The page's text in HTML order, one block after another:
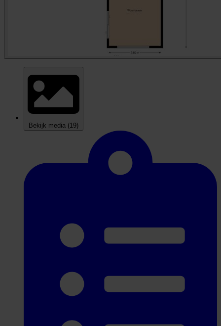
Bekijk media (19)